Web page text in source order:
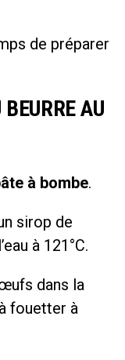
de préparer
AU
à bombe.
sirop de
à 121°C.
dans la
fouetter à